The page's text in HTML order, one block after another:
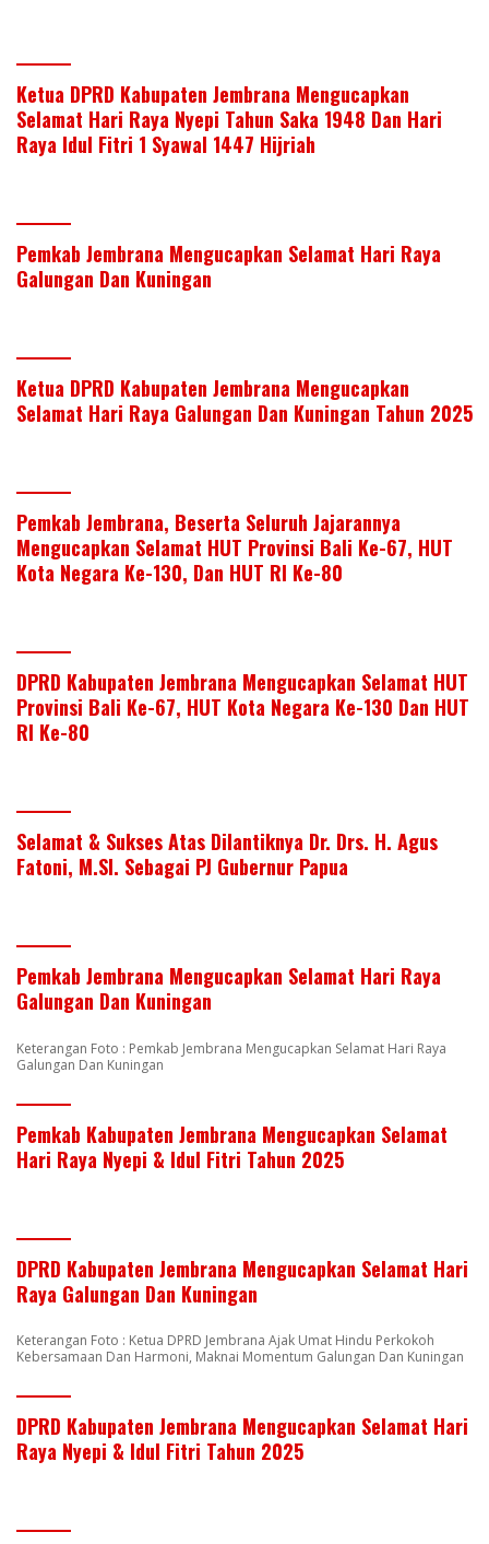
Ketua DPRD Kabupaten Jembrana Mengucapkan
Selamat Hari Raya Nyepi Tahun Saka 1948 Dan Hari
Raya Idul Fitri 1 Syawal 1447 Hijriah
Pemkab Jembrana Mengucapkan Selamat Hari Raya
Galungan Dan Kuningan
Ketua DPRD Kabupaten Jembrana Mengucapkan
Selamat Hari Raya Galungan Dan Kuningan Tahun 2025
Pemkab Jembrana, Beserta Seluruh Jajarannya
Mengucapkan Selamat HUT Provinsi Bali Ke-67, HUT
Kota Negara Ke-130, Dan HUT RI Ke-80
DPRD Kabupaten Jembrana Mengucapkan Selamat HUT
Provinsi Bali Ke-67, HUT Kota Negara Ke-130 Dan HUT
RI Ke-80
Selamat & Sukses Atas Dilantiknya Dr. Drs. H. Agus
Fatoni, M.SI. Sebagai PJ Gubernur Papua
Pemkab Jembrana Mengucapkan Selamat Hari Raya
Galungan Dan Kuningan
Keterangan Foto : Pemkab Jembrana Mengucapkan Selamat Hari Raya
Galungan Dan Kuningan
Pemkab Kabupaten Jembrana Mengucapkan Selamat
Hari Raya Nyepi & Idul Fitri Tahun 2025
DPRD Kabupaten Jembrana Mengucapkan Selamat Hari
Raya Galungan Dan Kuningan
Keterangan Foto : Ketua DPRD Jembrana Ajak Umat Hindu Perkokoh
Kebersamaan Dan Harmoni, Maknai Momentum Galungan Dan Kuningan
DPRD Kabupaten Jembrana Mengucapkan Selamat Hari
Raya Nyepi & Idul Fitri Tahun 2025